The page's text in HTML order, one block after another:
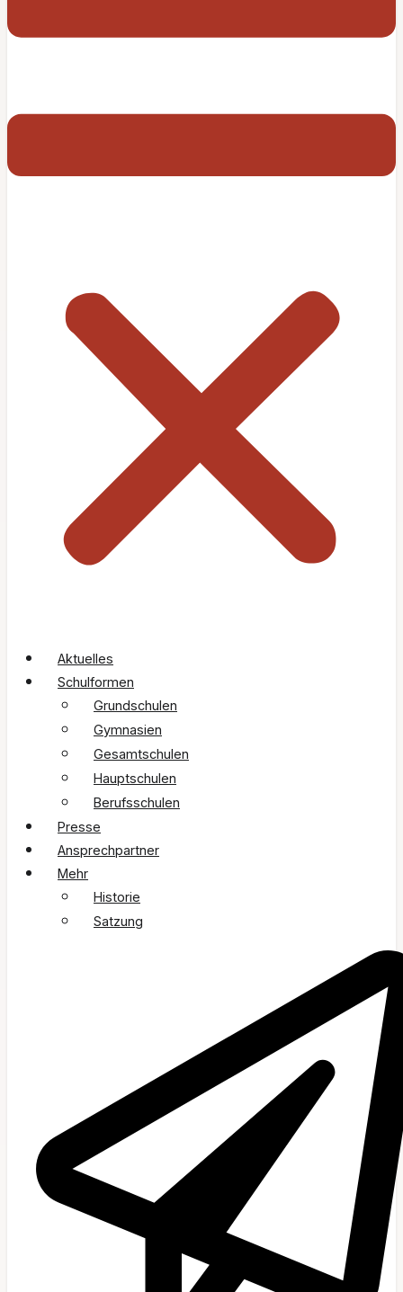
Aktuelles
Schulformen
Grundschulen
Gymnasien
Gesamtschulen
Hauptschulen
Berufsschulen
Presse
Ansprechpartner
Mehr
Historie
Satzung